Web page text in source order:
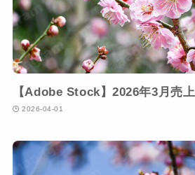
【Adobe Stock】2026年3月売上
2026-04-01